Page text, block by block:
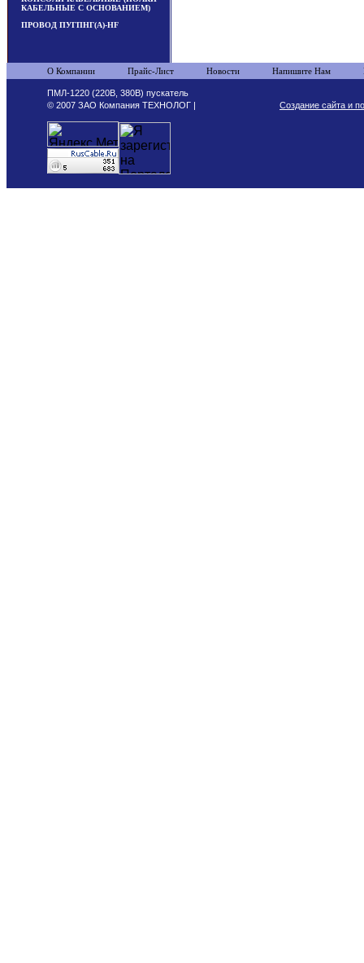
КАБЕЛЬНЫЕ С ОСНОВАНИЕМ)
ПРОВОД ПУГПНГ(А)-HF
О Компании Прайс-Лист Новости Напишите Нам
ПМЛ-1220 (220В, 380В) пускатель
© 2007 ЗАО Компания ТЕХНОЛОГ |
Создание сайта и